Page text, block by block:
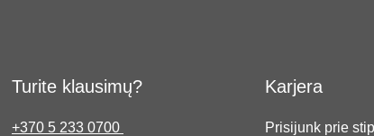
Turite klausimų?
+370 5 233 0700
Karjera
Prisijunk prie